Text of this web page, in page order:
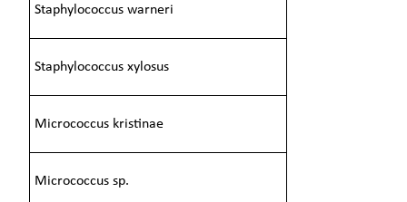
Staphylococcus warneri
Staphylococcus xylosus
Micrococcus kristinae
Micrococcus sp.